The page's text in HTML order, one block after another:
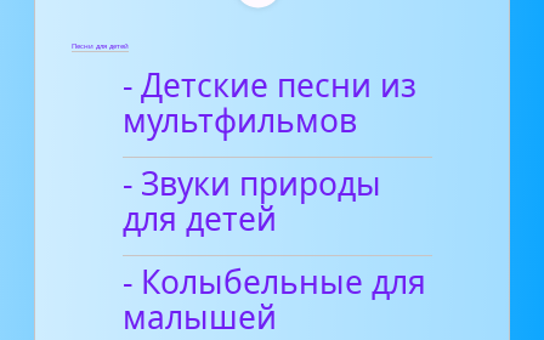
Песни для детей
- Детские песни из
мультфильмов
- Звуки природы
для детей
- Колыбельные для
малышей